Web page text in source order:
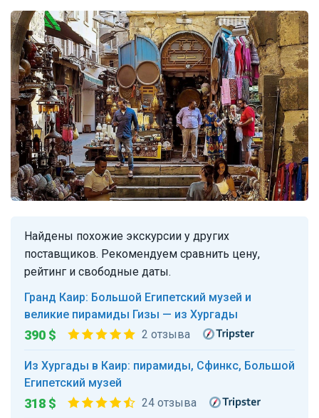
Найдены похожие экскурсии у других
поставщиков. Рекомендуем сравнить цену,
рейтинг и свободные даты.
Гранд Каир: Большой Египетский музей и
великие пирамиды Гизы — из Хургады
390 $ 2 отзыва
Из Хургады в Каир: пирамиды, Сфинкс, Большой
Египетский музей
318 $ 24 отзыва